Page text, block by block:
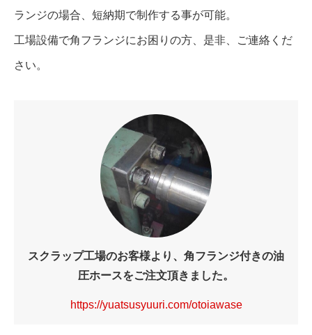
ランジの場合、短納期で制作する事が可能。
工場設備で角フランジにお困りの方、是非、ご連絡くだ
さい。
スクラップ工場のお客様より、角フランジ付きの油
圧ホースをご注文頂きました。
https://yuatsusyuuri.com/otoiawase